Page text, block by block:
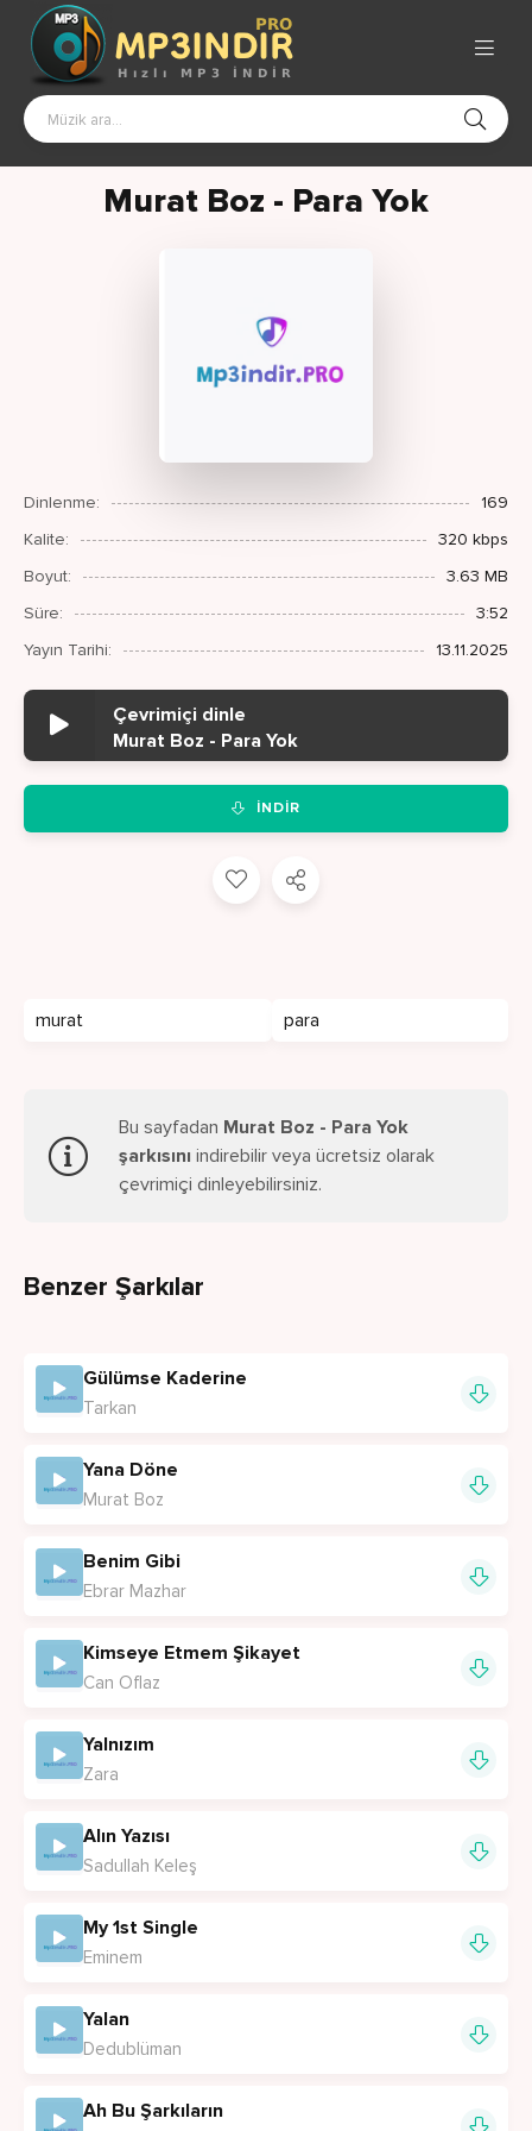
Murat Boz - Para Yok
Dinlenme:
169
Kalite:
320 kbps
Boyut:
3.63 MB
Süre:
3:52
Yayın Tarihi:
13.11.2025
Çevrimiçi dinle
Murat Boz - Para Yok
İNDIR
murat para
Bu sayfadan Murat Boz - Para Yok
şarkısını indirebilir veya ücretsiz olarak
çevrimiçi dinleyebilirsiniz.
Benzer Şarkılar
Gülümse Kaderine
Tarkan
Yana Döne
Murat Boz
Benim Gibi
Ebrar Mazhar
Kimseye Etmem Şikayet
Can Oflaz
Yalnızım
Zara
Alın Yazısı
Sadullah Keleş
My 1st Single
Eminem
Yalan
Dedublüman
Ah Bu Şarkıların